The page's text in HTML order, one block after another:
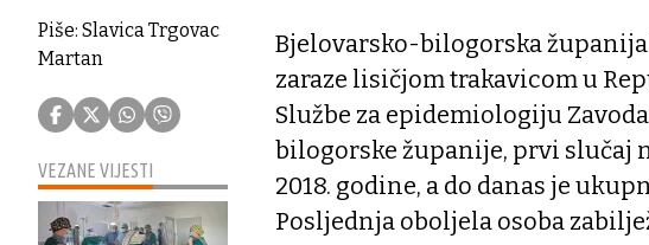
Piše: Slavica Trgovac
Martan
VEZANE VIJESTI
Bjelovarsko-bilogorska
zaraze lisičjom trakavicom u
Službe za epidemiologiju
bilogorske županije, prvi slučaj
2018. godine, a do danas je
Posljednja oboljela osoba